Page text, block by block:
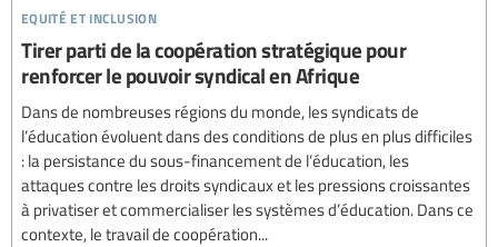
equité et inclusion
Tirer parti de la coopération stratégique pour
renforcer le pouvoir syndical en Afrique
Dans de nombreuses régions du monde, les syndicats de
l’éducation évoluent dans des conditions de plus en plus difficiles
: la persistance du sous-financement de l’éducation, les
attaques contre les droits syndicaux et les pressions croissantes
à privatiser et commercialiser les systèmes d’éducation. Dans ce
contexte, le travail de coopération...